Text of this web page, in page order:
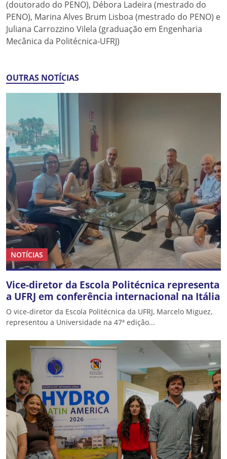
(doutorado do PENO), Débora Ladeira (mestrado do
PENO), Marina Alves Brum Lisboa (mestrado do PENO) e
Juliana Carrozzino Vilela (graduação em Engenharia
Mecânica da Politécnica-UFRJ)
OUTRAS NOTÍCIAS
NOTÍCIAS
Vice-diretor da Escola Politécnica representa
a UFRJ em conferência internacional na Itália
O vice-diretor da Escola Politécnica da UFRJ, Marcelo Miguez,
representou a Universidade na 47ª edição...